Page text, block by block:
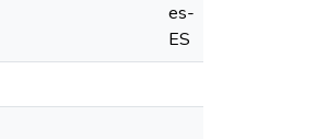
es-
ES